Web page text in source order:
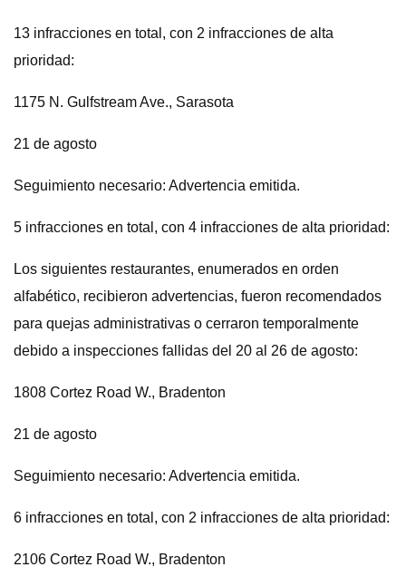
13 infracciones en total, con 2 infracciones de alta
prioridad:
1175 N. Gulfstream Ave., Sarasota
21 de agosto
Seguimiento necesario: Advertencia emitida.
5 infracciones en total, con 4 infracciones de alta prioridad:
Los siguientes restaurantes, enumerados en orden
alfabético, recibieron advertencias, fueron recomendados
para quejas administrativas o cerraron temporalmente
debido a inspecciones fallidas del 20 al 26 de agosto:
1808 Cortez Road W., Bradenton
21 de agosto
Seguimiento necesario: Advertencia emitida.
6 infracciones en total, con 2 infracciones de alta prioridad:
2106 Cortez Road W., Bradenton